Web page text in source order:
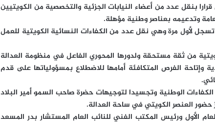
بنقل عدد من أعضاء النيابات الجزئية والتخصصية من الكويتيين
وتدعيمه بعناصر وطنية مؤهلة.
لأول مرة وهي نقل عدد من الكفاءات النسائية الكويتية للعمل
من ثقة مستحقة ولدورها المحوري الفاعل في منظومة العدالة
وإتاحة الفرص المتكافئة أمامها للاضطلاع بمسؤولياتها على قدم
الوطنية وتجسيدا لتوجيهات حضرة صاحب السمو أمير البلاد
حضور العنصر الكويتي في ساحة العدالة.
الأول ورئيس المكتب الفني للنائب العام المستشار بدر المسعد